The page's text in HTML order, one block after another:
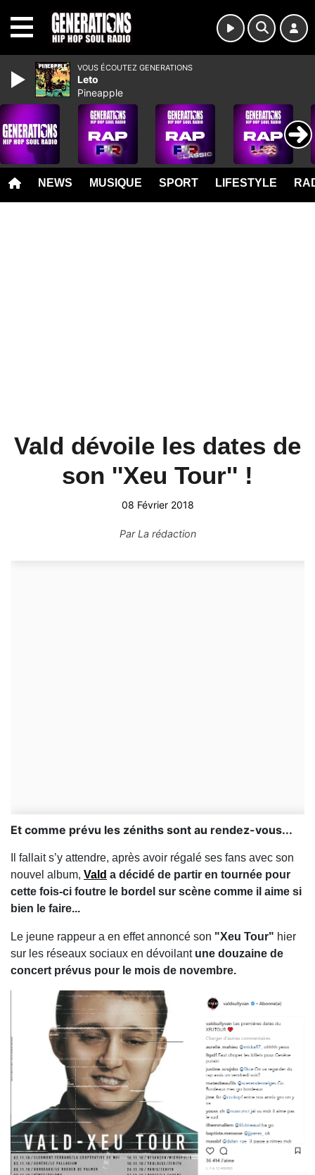
NEWS MUSIQUE SPORT LIFESTYLE
Vald dévoile les dates de
son ''Xeu Tour'' !
08 Février 2018
ParLa rédaction
Et comme prévu les zéniths sont au rendez-vous...
Il fallait s’y attendre, après avoir régalé ses fans avec son
nouvel album, Vald a décidé de partir en tournée pour
cette fois-ci foutre le bordel sur scène comme il aime si
bien le faire...
Le jeune rappeur a en effet annoncé son "Xeu Tour" hier
sur les réseaux sociaux en dévoilant une douzaine de
concert prévus pour le mois de novembre.
VOUS ÉCOUTEZ GENERATIONS
Leto
Pineapple